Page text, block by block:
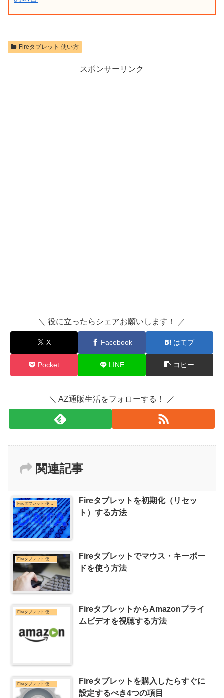
Fireタブレット 使い方
スポンサーリンク
＼ 役に立ったらシェアお願いします！ ／
X Facebook はてブ
Pocket LINE コピー
＼ AZ通販生活をフォローする！ ／
関連記事
Fireタブレットを初期化（リセッ
ト）する方法
Fireタブレットでマウス・キーボー
ドを使う方法
Fireタブレット 使い方
FireタブレットからAmazonプライ
ムビデオを視聴する方法
Fireタブレット 使い方
Fireタブレットを購入したらすぐに
設定するべき4つの項目